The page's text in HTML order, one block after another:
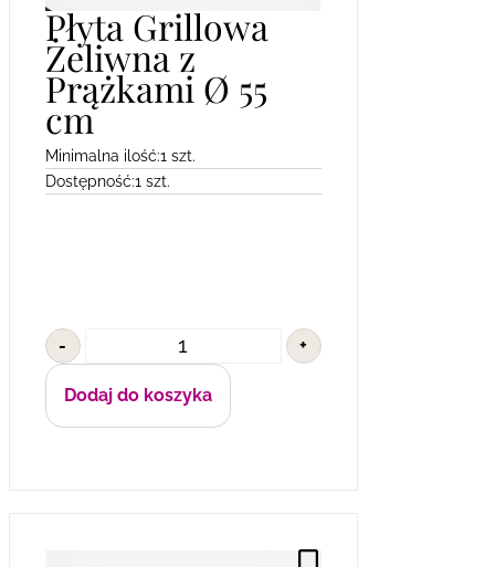
Płyta Grillowa
Żeliwna z
Prążkami Ø 55
cm
Minimalna ilość:1 szt.
Dostępność:1 szt.
- +
Dodaj do koszyka